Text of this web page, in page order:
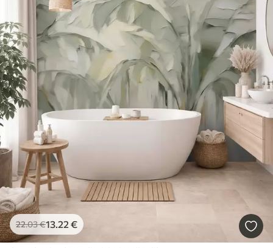
22.03€13 .22 €